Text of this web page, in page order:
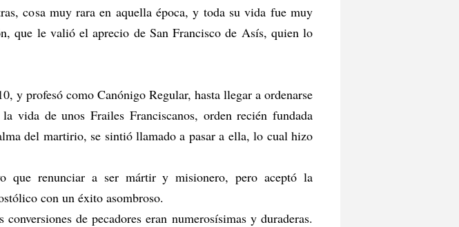
cosa muy rara en aquella época, y toda su vida fue muy
que le valió el aprecio de San Francisco de Asís, quien lo
y profesó como Canónigo Regular, hasta llegar a ordenarse
vida de unos Frailes Franciscanos, orden recién fundada
del martirio, se sintió llamado a pasar a ella, lo cual hizo
que renunciar a ser mártir y misionero, pero aceptó la
con un éxito asombroso.
de pecadores eran numerosísimas y duraderas.